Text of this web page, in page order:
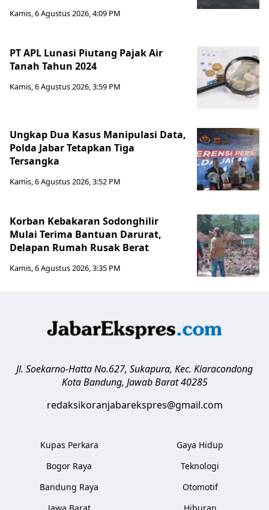
Kamis, 6 Agustus 2026, 4:09 PM
PT APL Lunasi Piutang Pajak Air
Tanah Tahun 2024
Kamis, 6 Agustus 2026, 3:59 PM
Ungkap Dua Kasus Manipulasi Data,
Polda Jabar Tetapkan Tiga
Tersangka
Kamis, 6 Agustus 2026, 3:52 PM
Korban Kebakaran Sodonghilir
Mulai Terima Bantuan Darurat,
Delapan Rumah Rusak Berat
Kamis, 6 Agustus 2026, 3:35 PM
Jl. Soekarno-Hatta No.627, Sukapura, Kec. Kiaracondong
Kota Bandung, Jawab Barat 40285
redaksikoranjabarekspres@gmail.com
Kupas Perkara
Bogor Raya
Bandung Raya
Gaya Hidup
Teknologi
Otomotif